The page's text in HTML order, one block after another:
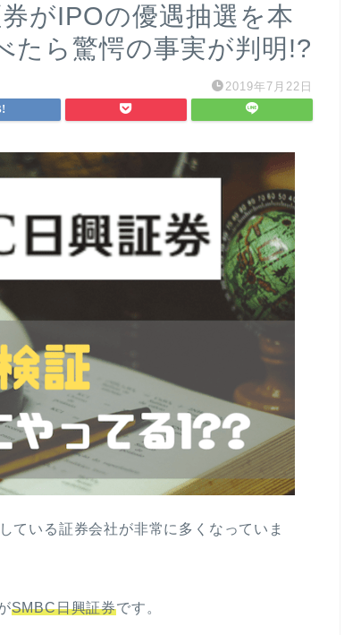
がIPOの優遇抽選を本
たら驚愕の事実が判明!?
2019年7月22日
ている証券会社が非常に多くなっていま
SMBC日興証券です。